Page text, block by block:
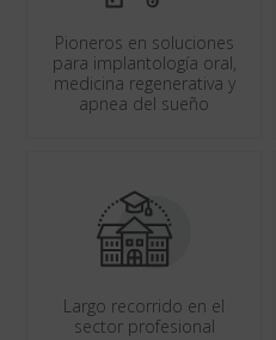
Pioneros en soluciones
para implantología oral,
medicina regenerativa y
apnea del sueño
Largo recorrido en el
sector profesional